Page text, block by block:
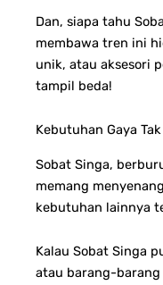
Dan, siapa tahu
membawa tren ini
unik, atau aksesori
tampil beda!
Kebutuhan Gaya
Sobat Singa,
memang
kebutuhan lainnya
Kalau Sobat Singa
atau barang-